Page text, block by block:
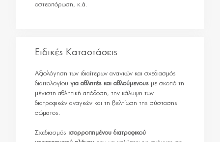
οστεοπόρωση, κ.ά.
Ειδικές Καταστάσεις
Αξιολόγηση των ιδιαίτερων αναγκών και σχεδιασμός
διαιτολογίουγια αθλητές και αθλούμενους με σκοπό τη
μέγιστη αθλητική απόδοση, την κάλυψη των
διατροφικών αναγκών και τη βελτίωση της σύστασης
σώματος.
Σχεδιασμός ισορροπημένου διατροφικού